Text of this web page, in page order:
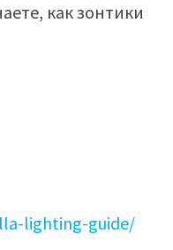
как зонтики
lighting-guide/